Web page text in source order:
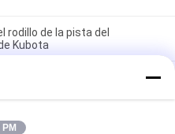
rodillo de la pista del
Kubota
del rodillo 9106672
parte piezas de Takeuchi